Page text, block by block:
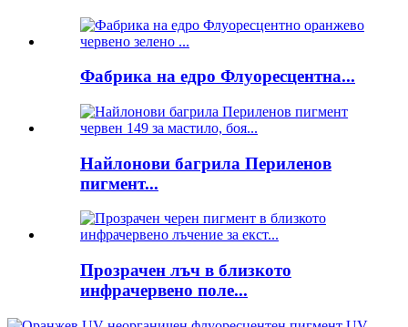
Фабрика на едро Флуоресцентна...
Найлонови багрила Периленов
пигмент...
Прозрачен лъч в близкото
инфрачервено поле...